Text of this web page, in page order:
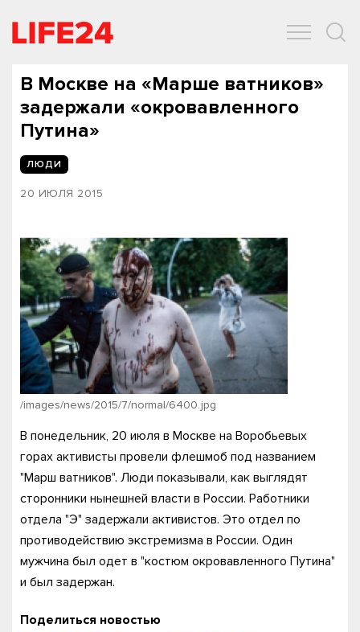
В Москве на «Марше ватников»
задержали «окровавленного
Путина»
ЛЮДИ
20 ИЮЛЯ 2015
/images/news/2015/7/normal/6400.jpg
В понедельник, 20 июля в Москве на Воробьевых
горах активисты провели флешмоб под названием
"Марш ватников". Люди показывали, как выглядят
сторонники нынешней власти в России. Работники
отдела "Э" задержали активистов. Это отдел по
противодействию экстремизма в России. Один
мужчина был одет в "костюм окровавленного Путина"
и был задержан.
Поделиться новостью